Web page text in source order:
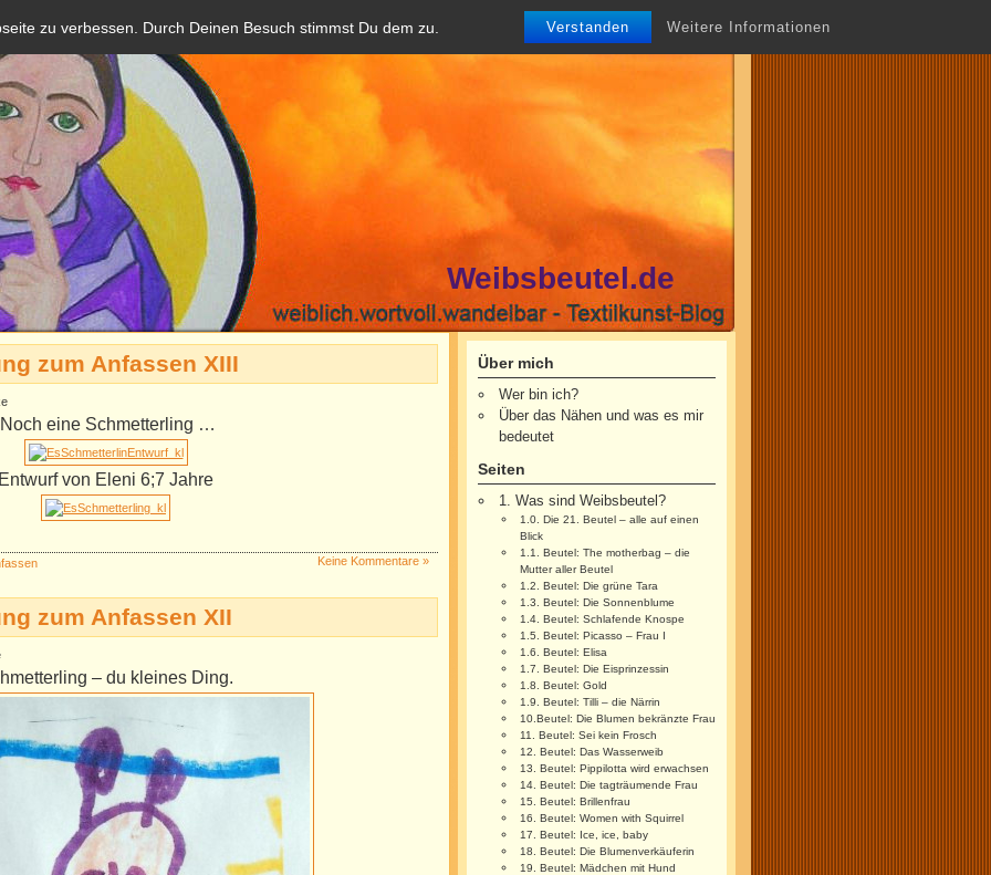
zu verbessen. Durch Deinen Besuch stimmst Du dem zu. Verstanden Weitere Informationen
Weibsbeutel.de
zum Anfassen XIII
eine Schmetterling …
von Eleni 6;7 Jahre
Keine Kommentare »
zum Anfassen XII
– du kleines Ding.
Über mich
Wer bin ich?
Über das Nähen und was es mir
bedeutet
Seiten
1. Was sind Weibsbeutel?
1.0. Die 21. Beutel – alle auf einen
Blick
1.1. Beutel: The motherbag – die
Mutter aller Beutel
1.2. Beutel: Die grüne Tara
1.3. Beutel: Die Sonnenblume
1.4. Beutel: Schlafende Knospe
1.5. Beutel: Picasso – Frau I
1.6. Beutel: Elisa
1.7. Beutel: Die Eisprinzessin
1.8. Beutel: Gold
1.9. Beutel: Tilli – die Närrin
10.Beutel: Die Blumen bekränzte Frau
11. Beutel: Sei kein Frosch
12. Beutel: Das Wasserweib
13. Beutel: Pippilotta wird erwachsen
14. Beutel: Die tagträumende Frau
15. Beutel: Brillenfrau
16. Beutel: Women with Squirrel
17. Beutel: Ice, ice, baby
18. Beutel: Die Blumenverkäuferin
19. Beutel: Mädchen mit Hund